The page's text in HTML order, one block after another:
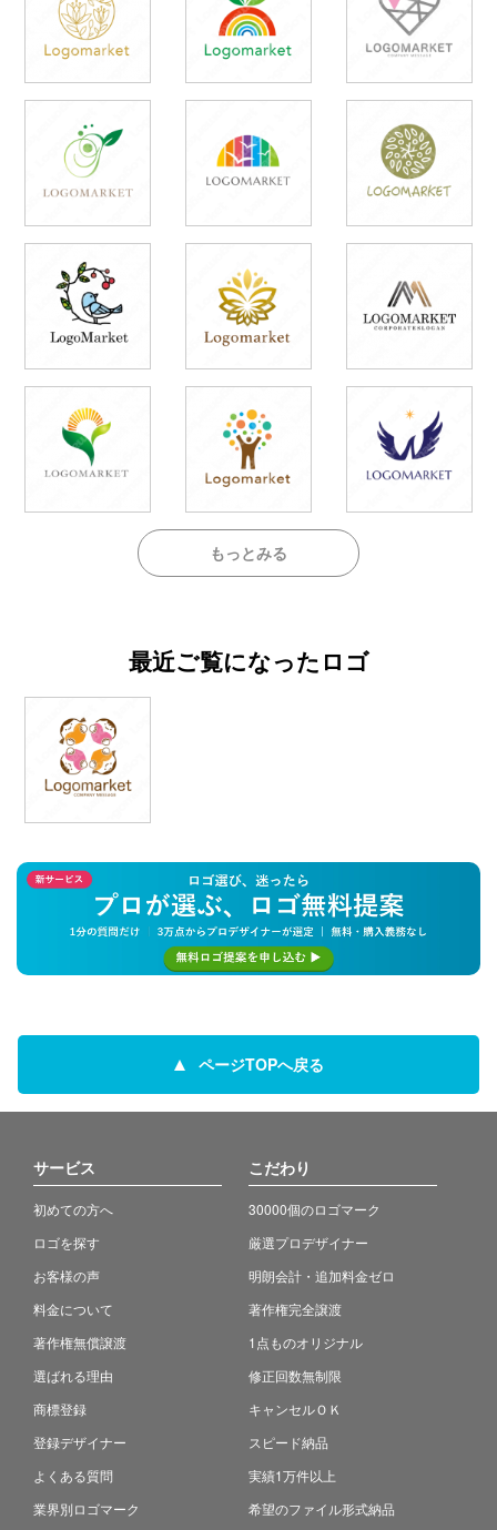
もっとみる
最近ご覧になったロゴ
ページTOPへ戻る
サービス
初めての方へ
ロゴを探す
お客様の声
料金について
著作権無償譲渡
選ばれる理由
商標登録
登録デザイナー
よくある質問
業界別ロゴマーク
こだわり
30000個のロゴマーク
厳選プロデザイナー
明朗会計・追加料金ゼロ
著作権完全譲渡
1点ものオリジナル
修正回数無制限
キャンセルＯＫ
スピード納品
実績1万件以上
希望のファイル形式納品